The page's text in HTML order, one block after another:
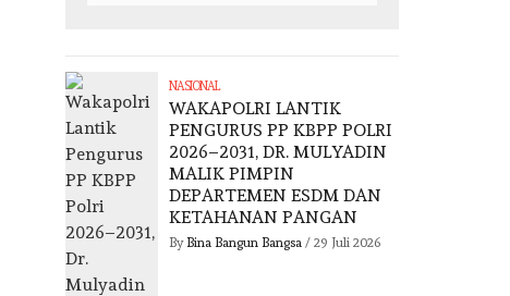
NASIONAL
WAKAPOLRI LANTIK
PENGURUS PP KBPP POLRI
2026–2031, DR. MULYADIN
MALIK PIMPIN
DEPARTEMEN ESDM DAN
KETAHANAN PANGAN
By Bina Bangun Bangsa / 29 Juli 2026